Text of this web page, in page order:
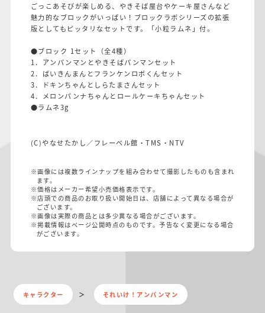
ごっこあそびが楽しめる、やきそば屋台やケーキ屋さんなど
魅力的なブロックがいっぱい！ブロックラボシリーズの拡張
版としてもピッタリなセットです。「小粒ラムネ」付。
●ブロック 1セット（全4種）
1．アンパンマンとやきそばパンマンセット
2．ばいきんまんとフランケンロボくんセット
3．ドキンちゃんとしらたまさんセット
4．メロンパンナちゃんとロールケーキちゃんセット
●ラムネ3g
(C)やなせたかし／フレーベル館・TMS・NTV
※画像には複数ラインナップを組み合わせて撮影したものも含まれ
ます。
※価格はメーカー希望小売価格表示です。
※店頭での商品のお取り扱い開始日は、店舗によって異なる場合が
ございます。
※画像は実際の商品とは多少異なる場合がございます。
※掲載情報はページ公開時点のものです。予告なく変更になる場合
がございます。
キャラクター それいけ！アンパンマン